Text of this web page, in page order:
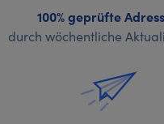
100% geprüfte
durch wöchentliche